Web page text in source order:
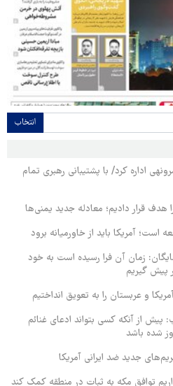
انتخاب
اداره کرد/ با پشتیبانی رهبری تمام
قرار دادیم؛ معادله جدید یمنی‌ها
است؛ آمریکا باید از خاورمیانه برود
زمان آن فرا رسیده است به خود
پیش گیریم
و عربستان را به تعویق انداختیم
از آنکه کسی بتواند ادعای غنائم
شده باشد
جدید ضد ایرانی آمریکا
توافق مکه به ثبات در منطقه کمک کند